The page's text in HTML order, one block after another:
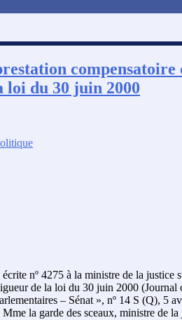
compensatoire
loi du 30 juin 2000
nº 4275 à la ministre de la justice
de la loi du 30 juin 2000
– Sénat », nº 14 S (Q), 5
Mme la garde des sceaux, ministre de